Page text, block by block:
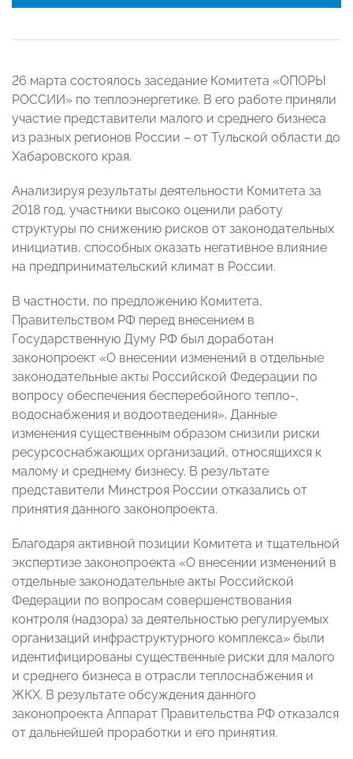
26 марта состоялось заседание Комитета «ОПОРЫ
РОССИИ» по теплоэнергетике. В его работе приняли
участие представители малого и среднего бизнеса
из разных регионов России – от Тульской области до
Хабаровского края.
Анализируя результаты деятельности Комитета за
2018 год, участники высоко оценили работу
структуры по снижению рисков от законодательных
инициатив, способных оказать негативное влияние
на предпринимательский климат в России.
В частности, по предложению Комитета,
Правительством РФ перед внесением в
Государственную Думу РФ был доработан
законопроект «О внесении изменений в отдельные
законодательные акты Российской Федерации по
вопросу обеспечения бесперебойного тепло-,
водоснабжения и водоотведения». Данные
изменения существенным образом снизили риски
ресурсоснабжающих организаций, относящихся к
малому и среднему бизнесу. В результате
представители Минстроя России отказались от
принятия данного законопроекта.
Благодаря активной позиции Комитета и тщательной
экспертизе законопроекта «О внесении изменений в
отдельные законодательные акты Российской
Федерации по вопросам совершенствования
контроля (надзора) за деятельностью регулируемых
организаций инфраструктурного комплекса» были
идентифицированы существенные риски для малого
и среднего бизнеса в отрасли теплоснабжения и
ЖКХ. В результате обсуждения данного
законопроекта Аппарат Правительства РФ отказался
от дальнейшей проработки и его принятия.